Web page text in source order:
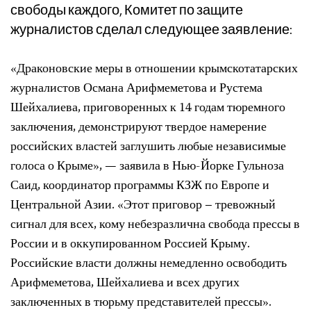
свободы каждого, Комитет по защите
журналистов сделал следующее заявление:
«Драконовские меры в отношении крымскотатарских
журналистов Османа Арифмеметова и Рустема
Шейхалиева, приговоренных к 14 годам тюремного
заключения, демонстрируют твердое намерение
российских властей заглушить любые независимые
голоса о Крыме», — заявила в Нью-Йорке Гульноза
Саид, координатор программы КЗЖ по Европе и
Центральной Азии. «Этот приговор – тревожный
сигнал для всех, кому небезразлична свобода прессы в
России и в оккупированном Россией Крыму.
Российские власти должны немедленно освободить
Арифмеметова, Шейхалиева и всех других
заключенных в тюрьму представителей прессы».